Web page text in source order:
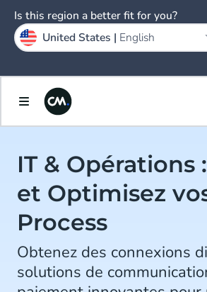
IT & Opérations
et Optimisez
Process
Obtenez des connexions
solutions de
Is this region a better fit for you?
United States | English